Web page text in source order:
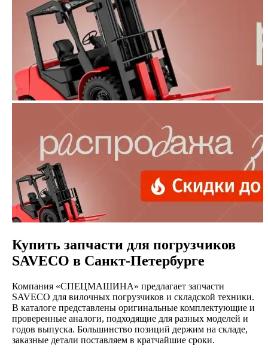
Купить запчасти для погрузчиков
SAVECO в Санкт-Петербурге
Компания «СПЕЦМАШИНА» предлагает запчасти
SAVECO для вилочных погрузчиков и складской техники.
В каталоге представлены оригинальные комплектующие и
проверенные аналоги, подходящие для разных моделей и
годов выпуска. Большинство позиций держим на складе,
заказные детали поставляем в кратчайшие сроки.